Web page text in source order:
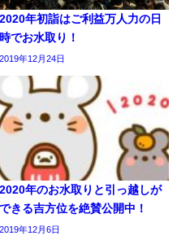
2020年初詣はご利益万人力の日
時でお水取り！
2019年12月24日
2020年のお水取りと引っ越しが
できる吉方位を絶賛公開中！
2019年12月6日